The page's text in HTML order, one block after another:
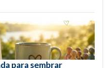
para sembrar